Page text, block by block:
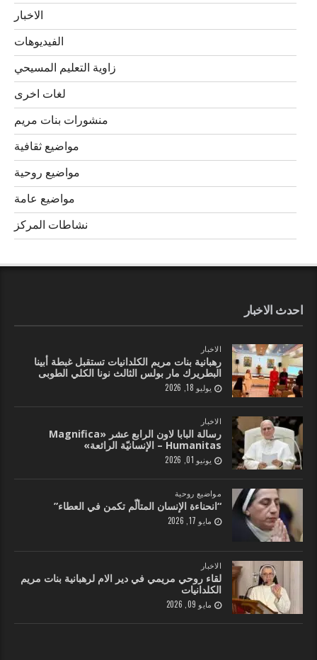
الاخبار
الفيديوهات
زاوية التعليم المسيحي
لغات اخرى
منشورات بنات مريم
مواضيع ثقافية
مواضيع روحية
مواضيع عامة
نشاطات المركز
احدث الاخبار
الاخبار
رهبانية بنات مريم الكلدانيات تستقبل غبطة أبينا
البطريرك مار بولس الثالث نونا الكلي الطوبى
يوليو 18, 2026
الاخبار
رسالة البابا لاون الرابع عشر «Magnifica
Humanitas – الإنسانيّة الرائعة»
يونيو 01, 2026
مواضيع روحية
“انحناءة الإنسان المتألّم تكمن في العطاء”
مايو 17, 2026
الاخبار
لقاء روحي مريمي في دير الام لرهبانية بنات مريم
الكلدانيات
مايو 09, 2026